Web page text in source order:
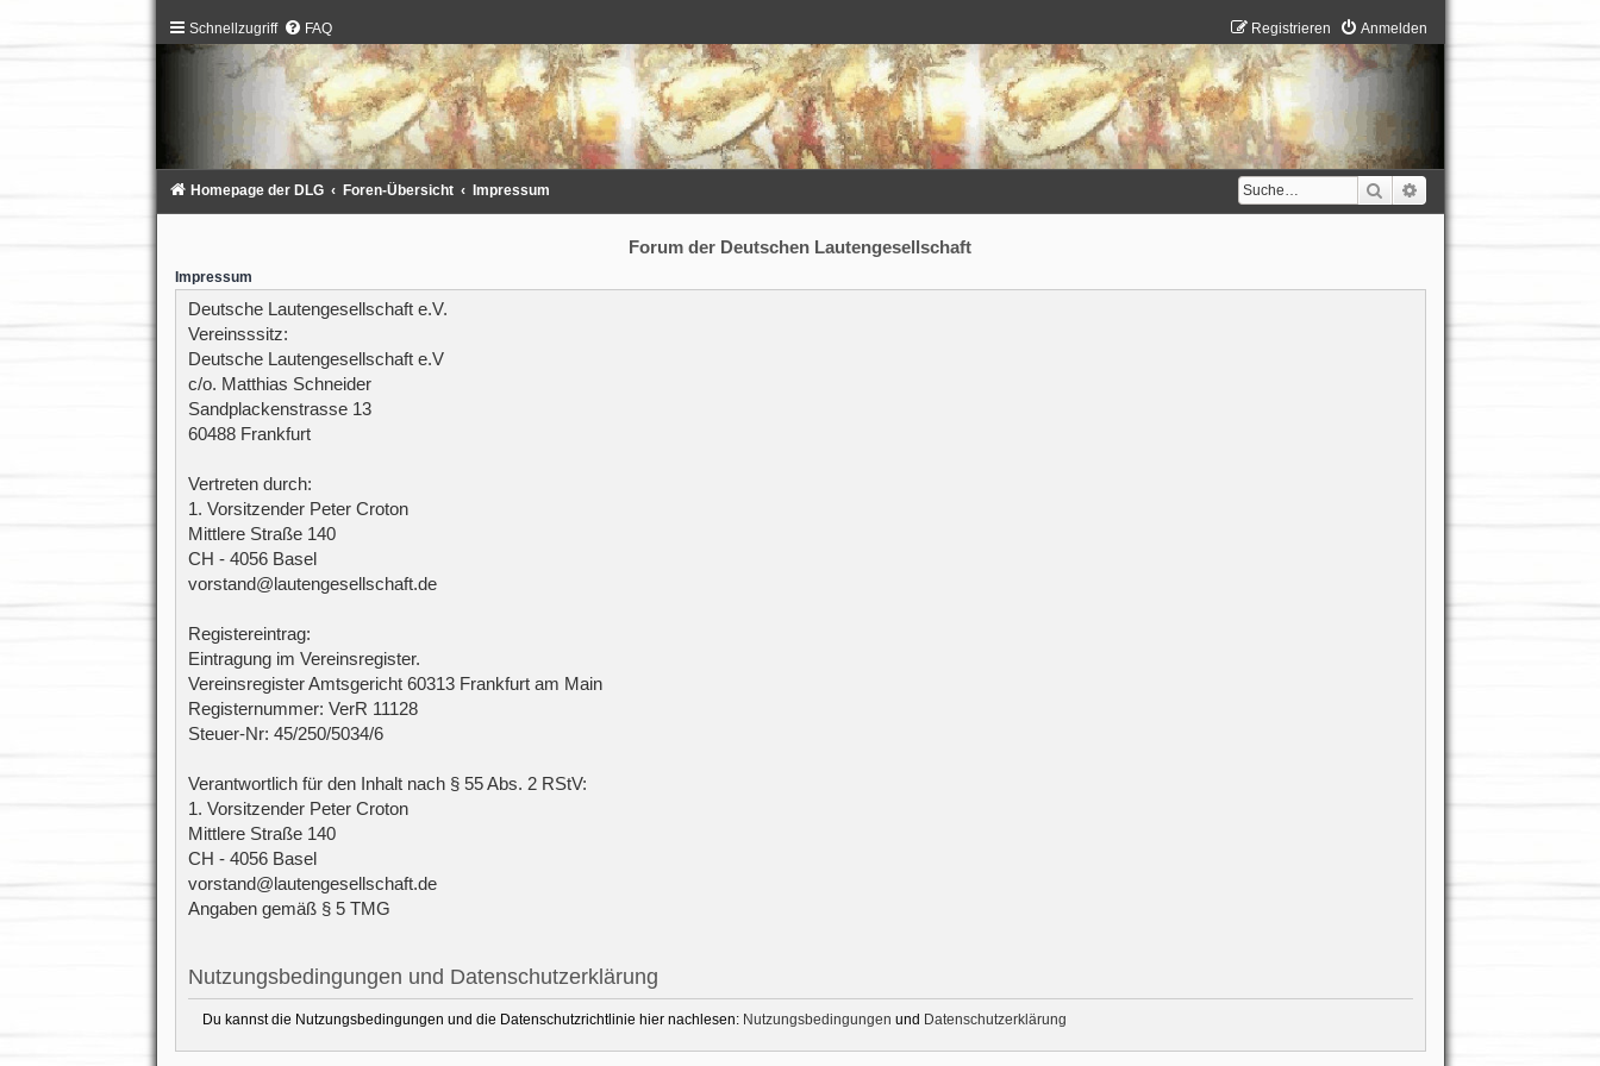
Schnellzugriff FAQ Anmelden
Registrieren
Suche
Homepage der DLG Foren-Übersicht Impressum
Forum der Deutschen Lautengesellschaft
Impressum
Deutsche Lautengesellschaft e.V.
Vereinsssitz:
Deutsche Lautengesellschaft e.V
c/o. Matthias Schneider
Sandplackenstrasse 13
60488 Frankfurt
Vertreten durch:
1. Vorsitzender Peter Croton
Mittlere Straße 140
CH - 4056 Basel
vorstand@lautengesellschaft.de
Registereintrag:
Eintragung im Vereinsregister.
Vereinsregister Amtsgericht 60313 Frankfurt am Main
Registernummer: VerR 11128
Steuer-Nr: 45/250/5034/6
Verantwortlich für den Inhalt nach § 55 Abs. 2 RStV:
1. Vorsitzender Peter Croton
Mittlere Straße 140
CH - 4056 Basel
vorstand@lautengesellschaft.de
Angaben gemäß § 5 TMG
Nutzungsbedingungen und Datenschutzerklärung
Du kannst die Nutzungsbedingungen und die Datenschutzrichtlinie hier nachlesen: Nutzungsbedingungen und Datenschutzerklärung